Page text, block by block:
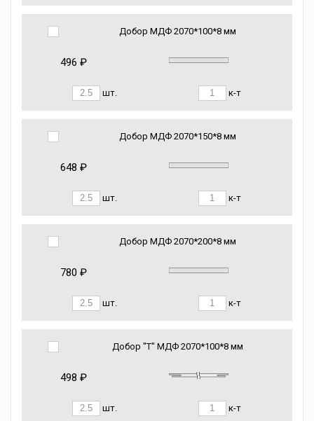
Добор МДФ 2070*100*8 мм
496 ₽
шт. к-т
Добор МДФ 2070*150*8 мм
648 ₽
шт. к-т
Добор МДФ 2070*200*8 мм
780 ₽
шт. к-т
Добор "Т" МДФ 2070*100*8 мм
498 ₽
шт. к-т